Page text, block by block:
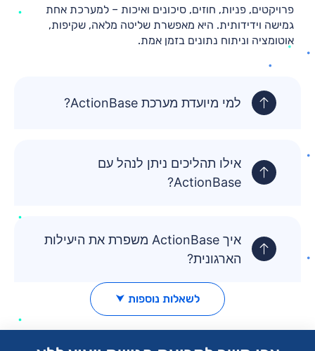
פרויקטים, פניות, חוזים, סיכונים ואיכות – למערכת אחת
גמישה וידידותית. היא מאפשרת שליטה מלאה, שקיפות,
אוטומציה וניתוח נתונים בזמן אמת.
למי מיועדת מערכת ActionBase?
אילו תהליכים ניתן לנהל עם
ActionBase?
איך ActionBase משפרת את היעילות
הארגונית?
לשאלות נוספות ⮟